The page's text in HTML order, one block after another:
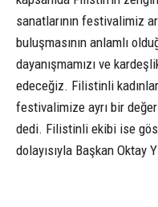
sanatlarının festivalimiz
buluşmasının anlamlı
dayanışmamızı ve
edeceğiz. Filistinli
festivalimize ayrı bir değer
dedi. Filistinli ekibi ise
dolayısıyla Başkan Oktay